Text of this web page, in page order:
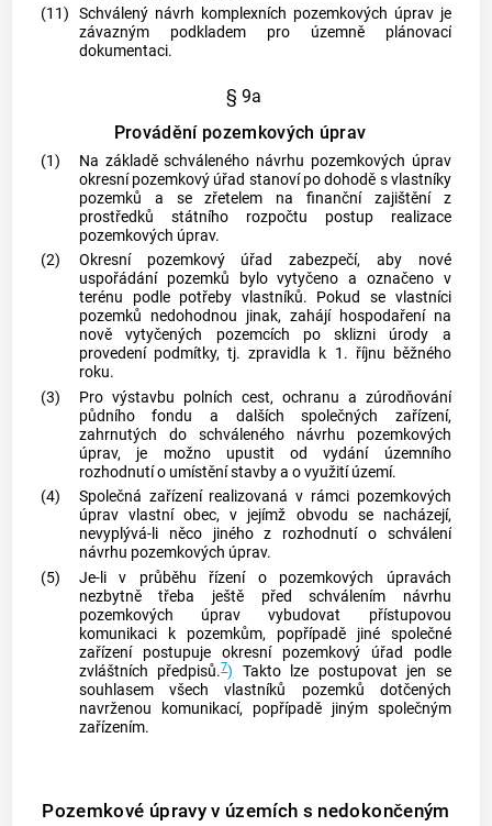
(11) Schválený návrh komplexních pozemkových úprav je
závazným podkladem pro územně plánovací
dokumentaci.
§ 9a
Provádění pozemkových úprav
(1)
Na základě schváleného návrhu pozemkových úprav
okresní pozemkový úřad stanoví po dohodě s vlastníky
pozemků a se zřetelem na finanční zajištění z
prostředků státního rozpočtu postup realizace
pozemkových úprav.
(2)
Okresní pozemkový úřad zabezpečí, aby nové
uspořádání pozemků bylo vytyčeno a označeno v
terénu podle potřeby vlastníků. Pokud se vlastníci
pozemků nedohodnou jinak, zahájí hospodaření na
nově vytyčených pozemcích po sklizni úrody a
provedení podmítky, tj. zpravidla k 1. říjnu běžného
roku.
(3)
Pro výstavbu polních cest, ochranu a zúrodňování
půdního fondu a dalších společných zařízení,
zahrnutých do schváleného návrhu pozemkových
úprav, je možno upustit od vydání územního
rozhodnutí o umístění stavby a o využití území.
(4)
Společná zařízení realizovaná v rámci pozemkových
úprav vlastníobec, v jejímž obvodu se nacházejí,
nevyplývá-li něco jiného z rozhodnutí o schválení
návrhu pozemkových úprav.
(5)
Je-li v průběhu řízení o pozemkových úpravách
nezbytně třeba ještě před schválením návrhu
pozemkových úprav vybudovat přístupovou
komunikaci k pozemkům, popřípadě jiné společné
zařízení postupuje okresní pozemkový úřad podle
zvláštních předpisů.7) Takto lze postupovat jen se
souhlasem všech vlastníků pozemků dotčených
navrženou komunikací, popřípadě jiným společným
zařízením.
Pozemkové úpravy v územích s nedokončeným